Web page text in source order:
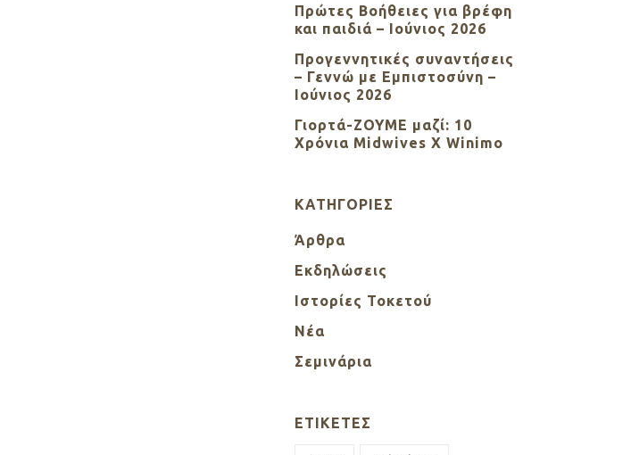
Πρώτες Βοήθειες για βρέφη
και παιδιά – Ιούνιος 2026
Προγεννητικές συναντήσεις
– Γεννώ με Εμπιστοσύνη –
Ιούνιος 2026
Γιορτά-ΖΟΥΜΕ μαζί: 10
Χρόνια Midwives X Winimo
KΑΤΗΓΟΡΊΕΣ
Άρθρα
Εκδηλώσεις
Ιστορίες Τοκετού
Νέα
Σεμινάρια
ΕΤΙΚΈΤΕΣ